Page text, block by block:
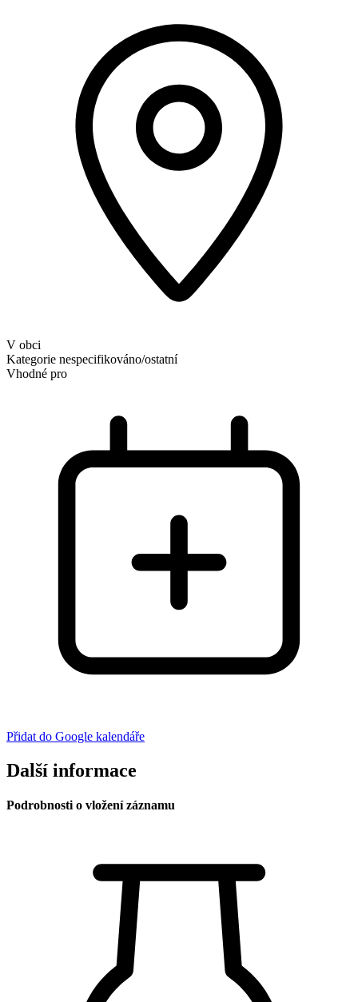
V obci
Kategorie nespecifikováno/ostatní
Vhodné pro
Přidat do Google kalendáře
Další informace
Podrobnosti o vložení záznamu